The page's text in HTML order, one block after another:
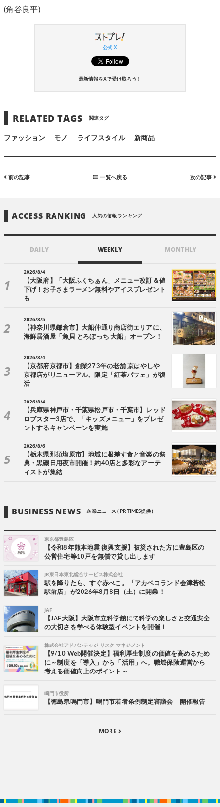
(角谷良平)
公式 X
最新情報をXで受け取ろう！
RELATED TAGS 関連タグ
ファッション モノ ライフスタイル 新商品
前の記事 一覧へ戻る 次の記事
ACCESS RANKING 人気の情報ランキング
DAILY WEEKLY MONTHLY
2026/8/4
【大阪府】「大阪ふくちぁん」メニュー改訂＆値
下げ！お子さまラーメン無料やアイスプレゼント
も
2026/8/5
【神奈川県鎌倉市】大船仲通り商店街エリアに、
海鮮居酒屋「魚貝 とろぼっち 大船」オープン！
2026/8/4
【京都府京都市】創業273年の老舗 京はやしや
京都店がリニューアル。限定「紅茶パフェ」が復
活
2026/8/4
【兵庫県神戸市・千葉県松戸市・千葉市】レッド
ロブスター3店で、「キッズメニュー」をプレゼ
ントするキャンペーンを実施
2026/8/6
【栃木県那須塩原市】地域に根差す食と音楽の祭
典・黒磯日用夜市開催！約40店と多彩なアーテ
ィストが集結
BUSINESS NEWS 企業ニュース ( PR TIMES提供 )
東京都豊島区
【令和8年熊本地震 復興支援】被災された方に豊島区の
公営住宅等10戸を無償で貸し出します
JR東日本東北総合サービス株式会社
駅を降りたら、すぐ赤べこ。「アカベコランド会津若松
駅前店」が2026年8月8日（土）に開業！
JAF
【JAF大阪】大阪市立科学館にて科学の楽しさと交通安全
の大切さを学べる体験型イベントを開催！
株式会社アドバンテッジ リスク マネジメント
【9/10 Web開催決定】福利厚生制度の価値を高めるため
に～制度を「導入」から「活用」へ。職域保険運営から
考える価値向上のポイント～
鳴門市役所
【徳島県鳴門市】鳴門市若者条例制定審議会 開催報告
MORE